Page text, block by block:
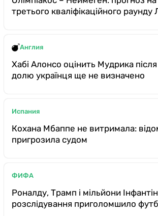
третього кваліфікаційного раунду
Англия
Хабі Алонсо оцінить Мудрика
долю українця ще не визначено
Испания
Кохана Мбаппе не витримала:
пригрозила судом
ФИФА
Роналду, Трамп і мільйони
розслідування приголомшило